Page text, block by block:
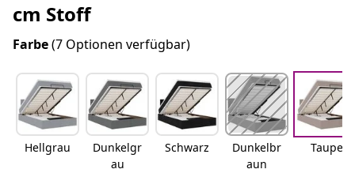
cm Stoff
Farbe(7 Optionen verfügbar)
Hellgrau
Dunkelgr
au
Schwarz
Dunkelbr
aun
Taupe